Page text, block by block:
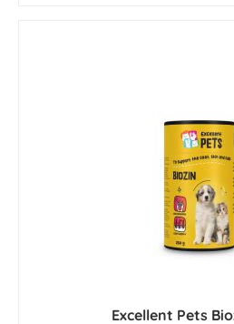
Excellent Pets